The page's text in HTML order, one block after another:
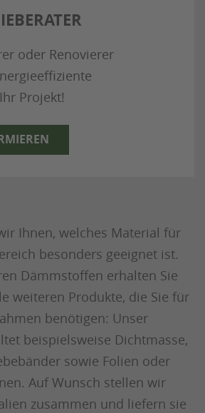
oder Renovierer
Projekt!
Ihnen, welches Material für
besonders geeignet ist.
Dämmstoffen erhalten Sie
weiteren Produkte, die Sie für
benötigen: Unser
beispielsweise Dichtmasse,
sowie Folien oder
Auf Wunsch stellen wir
zusammen und liefern sie